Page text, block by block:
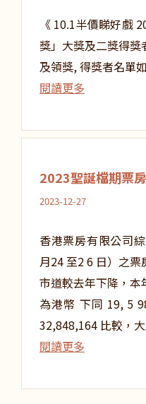
《 10.1半價睇好戲
獎」大獎及二獎得
及領獎, 得獎者名單
閱讀更多
2023聖誕檔期票房
2023-12-27
香港票房有限公司
月24 至2 6 日）之
市道較去年下降，本
為港幣 下同 19, 5
32,848,164 比較，
閱讀更多